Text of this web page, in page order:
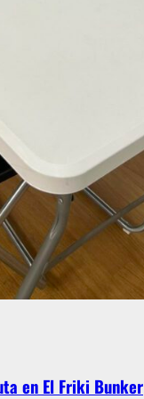
en El Friki Bunker